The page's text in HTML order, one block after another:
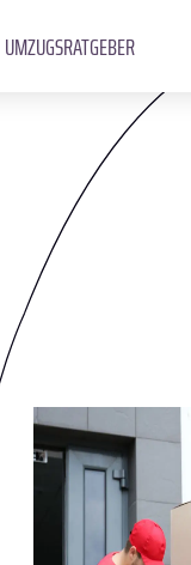
UMZUGSRATGEBER